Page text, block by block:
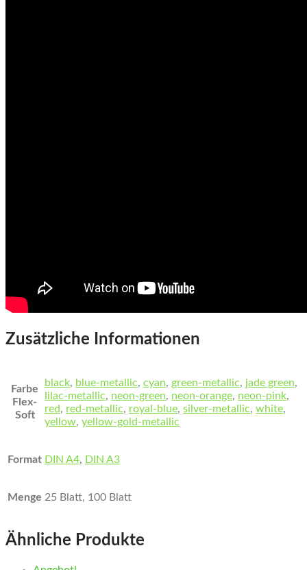
Zusätzliche Informationen
Farbe
Flex-
Soft
black, blue-metallic, cyan, green-metallic, jade green,
lilac-metallic, neon-green, neon-orange, neon-pink,
red, red-metallic, royal-blue, silver-metallic, white,
yellow, yellow-gold-metallic
Format DIN A4, DIN A3
Menge 25 Blatt, 100 Blatt
Ähnliche Produkte